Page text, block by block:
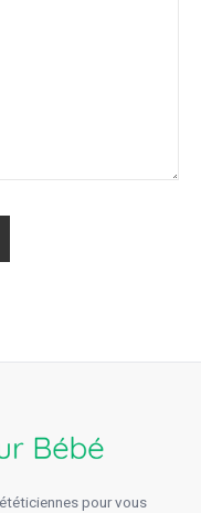
pour vous